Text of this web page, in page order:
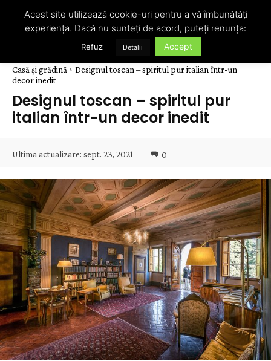
Casă și grădină
Designul toscan – spiritul pur italian într-un
decor inedit
Designul toscan – spiritul pur
italian într-un decor inedit
Ultima actualizare: sept. 23, 2021 0
Acest site utilizează cookie-uri pentru a vă îmbunătăți
experiența. Dacă nu sunteți de acord, puteți renunța:
Refuz Detalii Accept